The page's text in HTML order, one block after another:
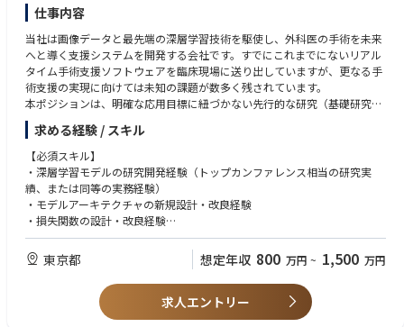
・リスク・不確実性への対応：リスクや不確実性に対しても問題なく対応
でき、必要に応じて進路を変更できる。
・意思決定：利用可能なデータと情報に基づき、タイムリーかつ質の高い
意思決定を行える。
・自律性：自立して業務を遂行し、主導・当事者意識（オーナーシップ）
を持って行動できる。
・変化への適応：変化に迅速に適応し、素早く行動できる。
仕事内容
当社は画像データと最先端の深層学習技術を駆使し、外科医の手術を未来
へと導く支援システムを開発する会社です。すでにこれまでにないリアル
タイム手術支援ソフトウェアを臨床現場に送り出していますが、更なる手
術支援の実現に向けては未知の課題が数多く残されています。
本ポジションは、明確な応用目標に紐づかない先行的な研究（基礎研究）
を担い、画像認識・動画理解・VLM・LLMなどの最先端技術動向を調査
し、自社プロダクトの次世代技術シーズを創出していただくAIリサーチャ
ーです。研究成果は応用研究・開発研究チームおよびソフトウェアエンジ
ニアチームへ橋渡しし、製品開発につなげていきます。
【業務内容】
・画像認識、動画理解、VLM、LLMなどの最新技術動向調査、将来プロダ
・外科内視鏡画像・動画データを活用した新規モデルアーキテクチャ・ア
ルゴリズムの基礎研究
・仮説立案から実験設計、評価指標設計、エラー分析までを通じた独自技
術シーズの創出
・研究成果の学会発表、論文化、特許化の推進
求める経験 / スキル
【必須スキル】
・深層学習モデルの研究開発経験（トップカンファレンス相当の研究実
績、または同等の実務経験）
・モデルアーキテクチャの新規設計・改良経験
・損失関数の設計・改良経験
・Pythonを用いたAI実装経験（OpenCV、NumPy、scikit-learn等）
・機械学習・深層学習に関する高度な理論理解、関連論文の読解力
・医療画像、内視鏡画像、外科領域の動画解析に関する研究経験
・VLM、LLM、マルチモーダルモデルの開発経験
東京都 想定年収 800 万円 ~ 1,500 万円
求人エントリー